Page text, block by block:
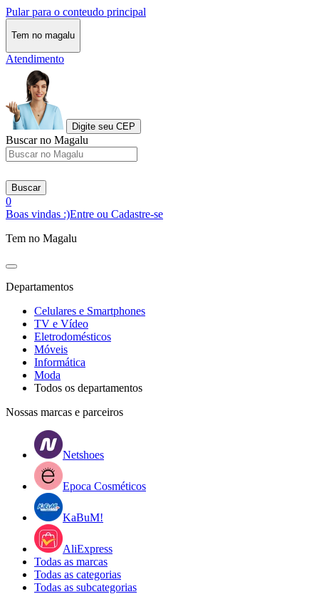
Pular para o conteudo principal
Tem no magalu
Atendimento
Digite seu CEP
Buscar no Magalu
Buscar
0
Boas vindas :)Entre ou Cadastre-se
Tem no Magalu
Departamentos
Celulares e Smartphones
TV e Vídeo
Eletrodomésticos
Móveis
Informática
Moda
Todos os departamentos
Nossas marcas e parceiros
Netshoes
Epoca Cosméticos
KaBuM!
AliExpress
Todas as marcas
Todas as categorias
Todas as subcategorias